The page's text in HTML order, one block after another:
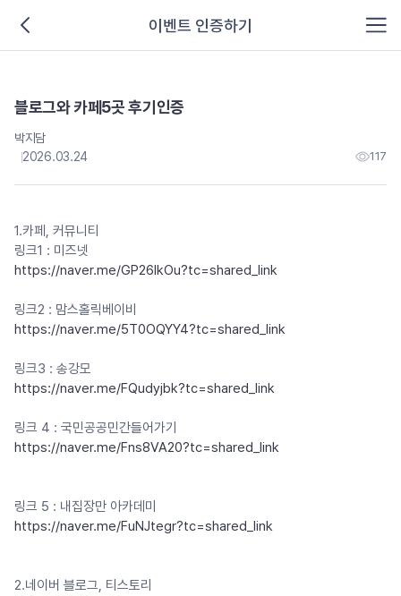
이벤트 인증하기
블로그와 카페5곳 후기인증
박지담
2026.03.24
117
1.카페, 커뮤니티
링크1 : 미즈넷
https://naver.me/GP26lkOu?tc=shared_link
링크2 : 맘스홀릭베이비
https://naver.me/5T0OQYY4?tc=shared_link
링크3 : 송강모
https://naver.me/FQudyjbk?tc=shared_link
링크 4 : 국민공공민간들어가기
https://naver.me/Fns8VA20?tc=shared_link
링크 5 : 내집장만 아카데미
https://naver.me/FuNJtegr?tc=shared_link
2.네이버 블로그, 티스토리